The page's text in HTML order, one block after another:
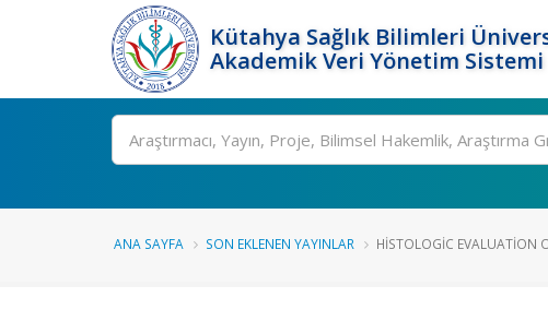
Kütahya Sağlık Bilimleri
Akademik Veri Yönetim Sistemi
Ara
ANA SAYFA SON EKLENEN YAYINLAR HISTOLOGIC EVALUATION